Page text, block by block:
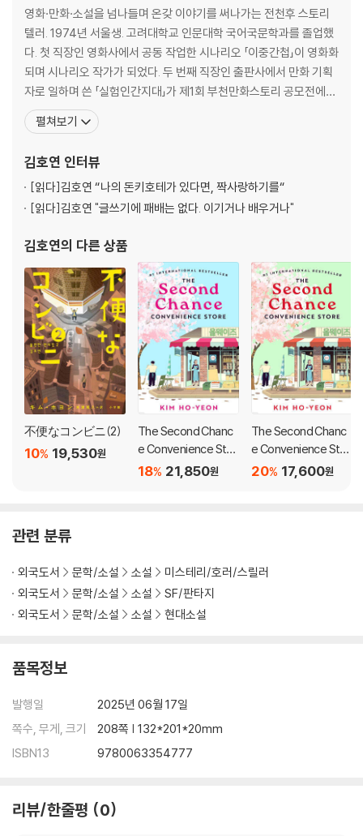
라 주변 사람들을 묘하게 사로잡으면서 편의점의 밤을 지키는 든든한 일꾼
이 되어간다.
현실감 넘치는 캐릭터와 그들 간의 상호작용을 점입가경으로 형상화하는
데 일가견이 있는 작가의 작품답게 이 소설에서도 독특한 개성과 사연을
지닌 인물들이 차례로 등장해 서로 티격태격하며 별난 관계를 형성해간다.
고등학교에서 역사를 가르치다 정년퇴임하여 매사에 교사 본능이 발동하
는 편의점 사장 염 여사를 필두로 20대 취준생 알바 시현, 50대 생계형 알
바 오 여사, 매일 밤 야외 테이블에서 참참참(참깨라면, 참치김밥, 참이슬)
세트로 혼술을 하며 하루의 스트레스를 푸는 회사원 경만, 마지막이라는
각오로 청파동에 글을 쓰러 들어온 30대 희곡작가 인경, 호시탐탐 편의점
의 뒤를 캐는 사설탐정 곽이 그들이다. 제각기 녹록지 않은 인생의 무게와
현실적 문제를 안고 있는 이들은 각자의 시선으로 독고를 관찰하는데, 그
과정에서 발생하는 오해와 대립, 충돌과 반전, 이해와 공감은 자주 폭소를
자아내고 어느 순간 울컥 눈시울이 붉어지게 한다. 그렇게 골목길의 작은
편의점은 불편하기 짝이 없는 곳이었다가 고단한 삶을 위로하고 웃음을 나
누는 특별한 공간이 된다.
"It’s easy to see why this quick and endearing read was so
popular in Korea and beyond; U.S. readers are in for a trea
t." ― Library Journal
In this million-copy international bestseller from Korea, t
mmunity and redemption reminiscent of the bestselling
Dok-go lives in Seoul Station. He can’t remember his past, and
the only thing he knows for certain is that he could really use a
is drastically changed.
Mrs. Yeom, a retired history teacher and current owner of her
purse, until she receives a mysterious call from the person wh
o found it. To thank this down-on-his-luck stranger, she offer
by for lunch every day.
영화·만화·소설을 넘나들며 온갖 이야기를 써나가는 전천후 스토리
텔러. 1974년 서울생. 고려대학교 인문대학 국어국문학과를 졸업했
다. 첫 직장인 영화사에서 공동 작업한 시나리오 「이중간첩」이 영화화
되며 시나리오 작가가 되었다. 두 번째 직장인 출판사에서 만화 기획
자로 일하며 쓴 「실험인간지대」가 제1회 부천만화스토리 공모전에서
대상을 수상하며 만화 스토리 작가가 되었다. 같은 출판사 소설 편집
자로 남의 소설을 만지다가 급기야 전업 작가로 나섰다. 이후 ‘젊은 날
013년 제9회 세계문학상 우수상을 수상하며 소설가
펼쳐보기
김호연 인터뷰
[읽다]김호연 “나의 돈키호테가 있다면, 짝사랑하기를“
[읽다]김호연 "글쓰기에 패배는 없다. 이기거나 배우거나"
김호연의 다른 상품
不便なコンビニ(2)
19,530원
10%
The Second Chanc
e Convenience Stor
e
21,850원
18%
The Second Chanc
e Convenience Stor
e
17,600원
20%
관련 분류
외국도서 문학/소설 소설
미스테리/호러/스릴러
외국도서
문학/소설 소설
SF/판타지
외국도서
문학/소설 소설 현대소설
품목정보
발행일
2025년 06월 17일
쪽수, 무게, 크기
208쪽 | 132*201*20mm
ISBN13
9780063354777
리뷰/한줄평 0